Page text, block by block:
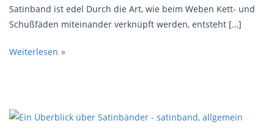
Satinband ist edel Durch die Art, wie beim Weben Kett- und
Schußfäden miteinander verknüpft werden, entsteht […]
Weiterlesen